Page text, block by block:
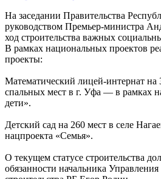
На заседании Правительства
руководством Премьер‑министра
ход строительства важных
В рамках национальных проектов
проекты:
Математический лицей‑интернат
спальных мест в г. Уфа — в рамках
дети».
Детский сад на 260 мест в селе
нацпроекта «Семья».
О текущем статусе строительства
обязанности начальника